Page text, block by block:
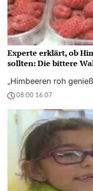
Experte erklärt, ob
sollten: Die bittere
„Himbeeren roh
08:00 16.07